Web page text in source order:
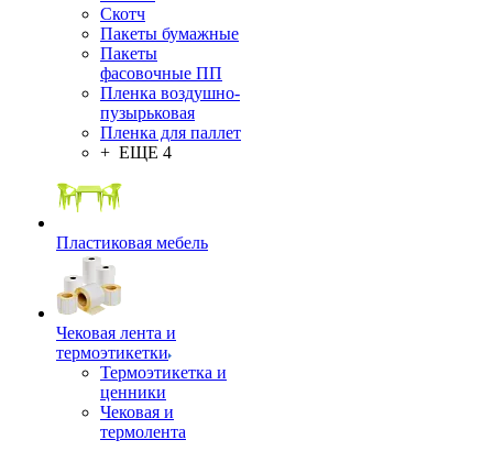
Скотч
Пакеты бумажные
Пакеты
фасовочные ПП
Пленка воздушно-
пузырьковая
Пленка для паллет
+ ЕЩЕ 4
Пластиковая мебель
Чековая лента и
термоэтикетки
Термоэтикетка и
ценники
Чековая и
термолента